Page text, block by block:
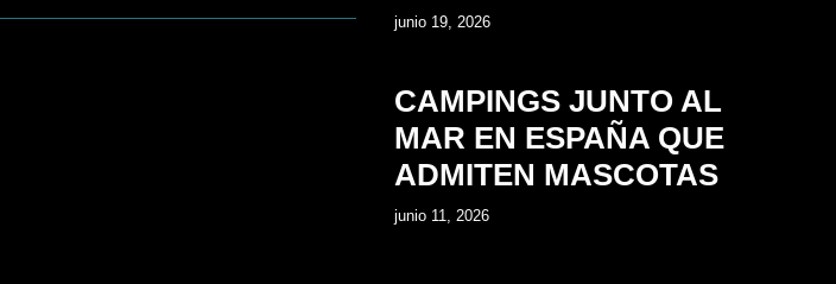
junio 19, 2026
CAMPINGS JUNTO AL
MAR EN ESPAÑA QUE
ADMITEN MASCOTAS
junio 11, 2026